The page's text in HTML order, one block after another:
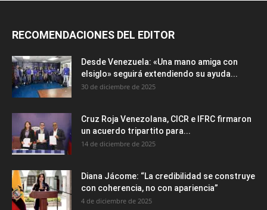
RECOMENDACIONES DEL EDITOR
Desde Venezuela: «Una mano amiga con
elsiglo» seguirá extendiendo su ayuda...
30 de diciembre de 2025
Cruz Roja Venezolana, CICR e IFRC firmaron
un acuerdo tripartito para...
14 de diciembre de 2025
Diana Jácome: “La credibilidad se construye
con coherencia, no con apariencia”
4 de diciembre de 2025